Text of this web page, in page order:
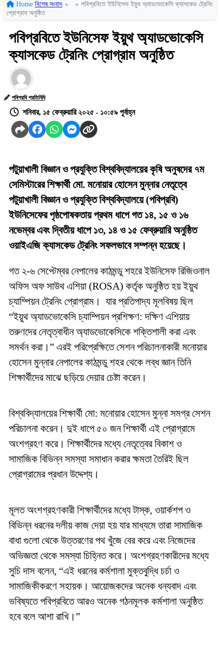
Home বিশেষ সংবাদ » » পবিপ্রবিতে ইউনিসেফ ইয়ুথ অ্যাডভোকেসি ক্যাসকেড ট্রেনিং
প্রোগ্রাম অনুষ্ঠিত
পবিপ্রবিতে ইউনিসেফ ইয়ুথ অ্যাডভোকেসি
ক্যাসকেড ট্রেনিং প্রোগ্রাম অনুষ্ঠিত
পবিপ্রবি প্রতিনিধি
শনিবার, ১৫ ফেব্রুয়ারি ২০২৫ - ১০:৫৯ পূর্বাহ্ন
পটুয়াখালী বিজ্ঞান ও প্রযুক্তি বিশ্ববিদ্যালয়ের কৃষি অনুষদের ৭ম
সেমিস্টারের শিক্ষার্থী মো. মনোয়ার হোসেন মুন্নার নেতৃত্বে
পটুয়াখালী বিজ্ঞান ও প্রযুক্তি বিশ্ববিদ্যালয়ে (পবিপ্রবি)
ইউনিসেফের পৃষ্ঠপোষকতায় প্রথম ধাপে গত ১৪, ১৫ ও ১৬
নভেম্বর এবং দ্বিতীয় ধাপে ১৩, ১৪ ও ১৫ ফেব্রুয়ারি অনুষ্ঠিত
ওয়াইএজি ক্যাসকেড ট্রেনিং সফলভাবে সম্পন্ন হয়েছে।
গত ২-৬ সেপ্টেম্বর নেপালের কাঠমন্ডু শহরে ইউনিসেফ রিজিওনাল
অফিস অফ সাউথ এশিয়া (ROSA) কর্তৃক অনুষ্ঠিত হয় ইয়ুথ
চ্যাম্পিয়ন ট্রেনিং প্রোগ্রাম। যার প্রতিপাদ্য মূলবিষয় ছিল
“ইয়ুথ অ্যাডভোকেসি চ্যাম্পিয়ন প্রশিক্ষণ: দক্ষিণ এশিয়ায়
তরুণদের নেতৃত্বাধীন অ্যাডভোকেসিকে শক্তিশালী করা এবং
সমর্থন করা।” এরই পরিপ্রেক্ষিতে সেশন পরিচালনাকারী মনোয়ার
হোসেন মুন্নার নেপালের কাঠমন্ডু শহর থেকে লব্ধ জ্ঞান তিনি
শিক্ষার্থীদের মাঝে ছড়িয়ে দেয়ার চেষ্টা করেন।
বিশ্ববিদ্যালয়ের শিক্ষার্থী মো: মনোয়ার হোসেন মুন্না সমগ্র সেশন
পরিচালনা করেন। দুই ধাপে ৫০ জন শিক্ষার্থী এই প্রোগ্রামে
অংশগ্রহণ করে। শিক্ষার্থীদের মধ্যে নেতৃত্বের বিকাশ ও
সামাজিক বিভিন্ন সমস্যা সমাধান করার ক্ষমতা তৈরিই ছিল
প্রোগ্রামের প্রধান উদ্দেশ্য।
মূলত অংশগ্রহণকারী শিক্ষার্থীদের মধ্যে টাস্ক, ওয়ার্কশপ ও
বিভিন্ন ধরনের দলীয় কাজ দেয়া হয় যার মাধ্যমে তারা সামাজিক
বাধা গুলো থেকে উত্তরণের পথ খুঁজে বের করে এবং নিজেদের
অভিজ্ঞতা থেকে সমস্যা চিহ্নিত করে। অংশগ্রহণকারীদের মধ্যে
সুচি দাস বলেন, “এই ধরনের কর্মশালা মুক্তবুদ্ধি চর্চা ও
সামাজিকীকরণে সহায়ক। আয়োজকদের অনেক ধন্যবাদ এবং
ভবিষ্যতে পবিপ্রবিতে আরও অনেক গঠনমূলক কর্মশালা অনুষ্ঠিত
হবে বলে আশা রাখি।”